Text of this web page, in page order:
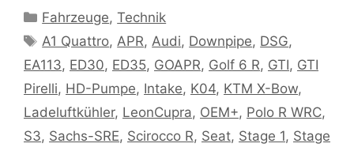
Kategorien
Fahrzeuge,Technik
Schlagwörter
A1 Quattro,APR,Audi, Downpipe, DSG,
EA113, ED30, ED35, GOAPR, Golf 6 R, GTI, GTI
Pirelli, HD-Pumpe, Intake, K04, KTM X-Bow,
Ladeluftkühler, LeonCupra, OEM+, Polo R WRC,
S3, Sachs-SRE, Scirocco R, Seat, Stage 1, Stage